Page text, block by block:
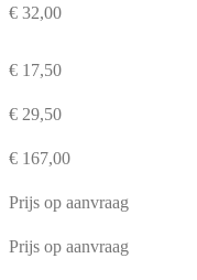
€ 32,00
€ 17,50
€ 29,50
€ 167,00
Prijs op aanvraag
Prijs op aanvraag